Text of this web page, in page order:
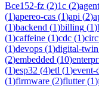
Все152-fz (2)1c (2)
(1)apereo-cas (1)api (2)
(1)backend (1)billing (1)
(1)caffeine (1)cdc (1)
(1)devops (1)digital-twin
(2)embedded (10)
(1)esp32 (4)etl (1)event-
(1)firmware (2)flutter(1)